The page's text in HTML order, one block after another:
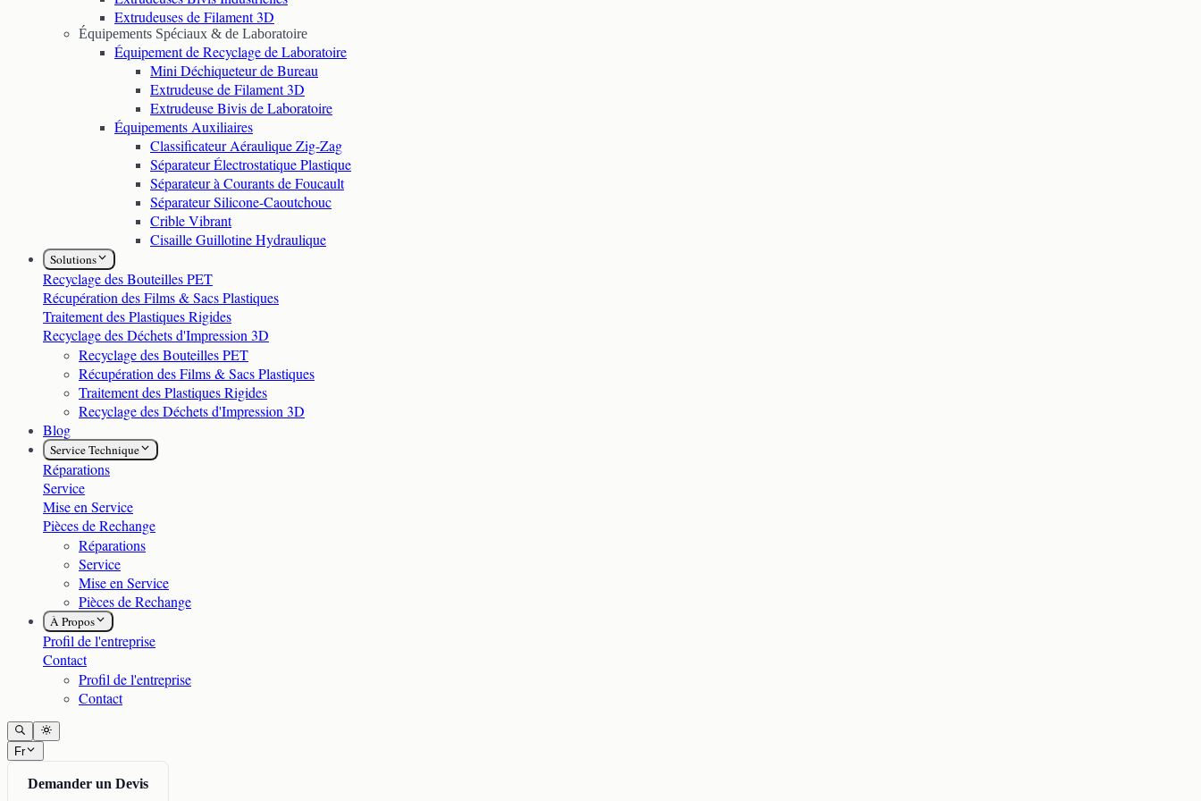
Extrudeuses de Filament 3D
Équipements Spéciaux & de Laboratoire
Équipement de Recyclage de Laboratoire
Mini Déchiqueteur de Bureau
Extrudeuse de Filament 3D
Extrudeuse Bivis de Laboratoire
Équipements Auxiliaires
Classificateur Aéraulique Zig-Zag
Séparateur Électrostatique Plastique
Séparateur à Courants de Foucault
Séparateur Silicone-Caoutchouc
Crible Vibrant
Cisaille Guillotine Hydraulique
Solutions
Recyclage des Bouteilles PET
Récupération des Films & Sacs Plastiques
Traitement des Plastiques Rigides
Recyclage des Déchets d'Impression 3D
Recyclage des Bouteilles PET
Récupération des Films & Sacs Plastiques
Traitement des Plastiques Rigides
Recyclage des Déchets d'Impression 3D
Blog
Service Technique
Réparations
Service
Mise en Service
Pièces de Rechange
Réparations
Service
Mise en Service
Pièces de Rechange
À Propos
Profil de l'entreprise
Contact
Profil de l'entreprise
Contact
Fr
Demander un Devis